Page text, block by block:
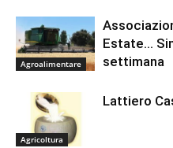
Agroalimentare
Estate…
settimana
Agricoltura
Lattiero